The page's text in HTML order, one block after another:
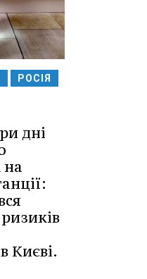
РОСІЯ
дні
на
Києві.